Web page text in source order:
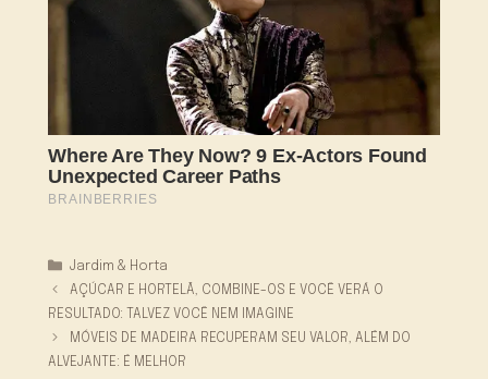
Categorias
Jardim & Horta
AÇÚCAR E HORTELÃ, COMBINE-OS E VOCÊ VERÁ O
RESULTADO: TALVEZ VOCÊ NEM IMAGINE
MÓVEIS DE MADEIRA RECUPERAM SEU VALOR, ALÉM DO
ALVEJANTE: É MELHOR